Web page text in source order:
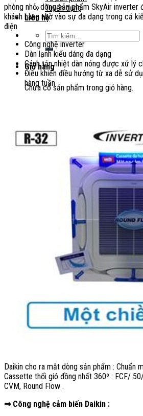
Tuyển dụng
Liên hệ
Tìm
kiếm:
Giỏ hàng
Chưa có sản phẩm trong giỏ hàng.
phòng nhỏ, dòng sản phẩm SkyAir inverter
khách hàng nhờ vào sự đa dạng trong cả
điện
Công nghệ inverter
Dàn lạnh kiểu dáng đa dạng
Cánh tản nhiệt dàn nóng được xử lý
Điều khiển điều hướng từ xa dễ sử
hàng tuần
Daikin cho ra mắt dòng sản phẩm : Chuẩn
Cassette thổi gió đồng nhất 360º : FCF/
CVM, Round Flow .
⇒ Công nghệ cảm biến Daikin :